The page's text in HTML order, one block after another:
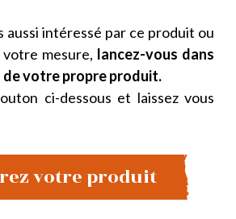
aussi intéressé par ce produit ou
mesure, lancez-vous dans
votre propre produit.
ci-dessous et laissez vous
votre produit